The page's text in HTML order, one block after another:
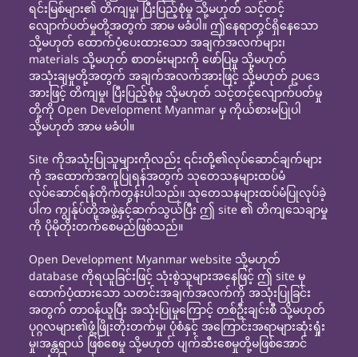
ရင်းမြစ်များ၏ တိကျမှု၊ ပြီးပြည့်စုံမှု သို့မဟုတ် သင့်တင့်
လျောက်ပတ်မှုတို့အတွက် အာမ မခံပါ။ ဤနေရာတွင်ရှိနေသော
သို့မဟုတ် ထောက်ပံ့ပေးထားသော အချက်အလက်များ၊
materials သို့မဟုတ် စာတမ်းများကို ဖော်ပြမှု သို့မဟုတ်
အသုံးချမှုတို့အတွက် အချက်အလက်အားဖြင့် သို့မဟုတ် ဥပဒေ
အားဖြင့် တိကျမှု၊ ပြီးပြည့်စုံမှု သို့မဟုတ် သင့်တင့်လျောက်ပတ်မှု
တို့ကို Open Development Myanmar မှ ကိုယ်စားမပြုပါ
သို့မဟုတ် အာမ မခံပါ။
Site ကိုအသုံးပြုသူများကိုလည်း ၎င်းတို့၏လုပ်ဆောင်ချက်များ
ကို အထောက်အကူပြုရန်အတွက် သုတေသနများထပ်မံ
လုပ်ဆောင်ရန်တိုက်တွန်းပါသည်။ သုတေသနများထပ်မံပြုလုပ်ခဲ့
ပါက ကျွန်ုပ်တို့အဖွဲ့နှင့်ဆက်သွယ်ပြီး ဤ site ၏ တိကျသေချာမှု
ကို ပိုမိုတိုးတက်စေမည်ဖြစ်သည်။
Open Development Myanmar website သို့မဟုတ်
database ကိုရယူခြင်းဖြင့် သုံးစွဲသူများအနေဖြင့် ဤ site မှ
ထောက်ပံ့ထားသော သတင်းအချက်အလက်ကို အသုံးပြုခြင်း
အတွက် တာဝန်ယူပြီး အသုံးပြုမှုကြောင့် တစ်ဦးချင်းစီ သို့မဟုတ်
ပုဂ္ဂလများ၏ဖွံ့ဖြိုးတိုးတက်မှု၊ ပုံစံနှင့် အကြောင်းအရာများဆုံးရှုံး
မှု၊အန္တရာယ် ဖြစ်စေမှု သို့မဟုတ် ပျက်ဆီးစေမှုတို့မဖြစ်အောင်